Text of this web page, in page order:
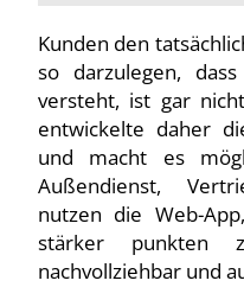
Kunden den
so darzulegen,
versteht, ist gar
entwickelte daher
und macht es
Außendienst,
nutzen die Web-
stärker punkten
nachvollziehbar und